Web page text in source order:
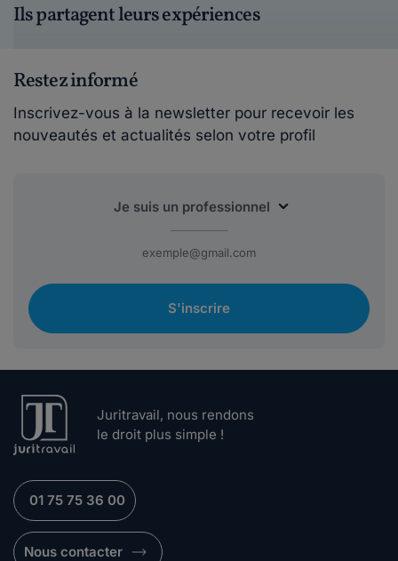
Ils partagent leurs expériences
Restez informé
Inscrivez-vous à la newsletter pour recevoir les
nouveautés et actualités selon votre profil
S'inscrire
Juritravail, nous rendons
le droit plus simple !
01 75 75 36 00
Nous contacter